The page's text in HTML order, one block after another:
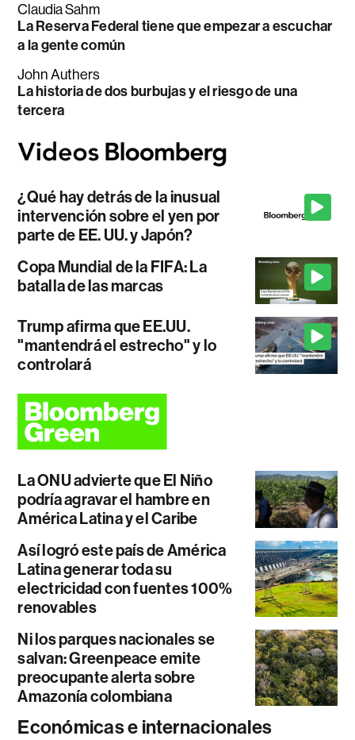
Claudia Sahm
La Reserva Federal tiene que empezar a escuchar
a la gente común
John Authers
La historia de dos burbujas y el riesgo de una
tercera
¿Qué hay detrás de la inusual
intervención sobre el yen por
parte de EE. UU. y Japón?
Copa Mundial de la FIFA: La
batalla de las marcas
Trump afirma que EE.UU.
"mantendrá el estrecho" y lo
controlará
La ONU advierte que El Niño
podría agravar el hambre en
América Latina y el Caribe
Así logró este país de América
Latina generar toda su
electricidad con fuentes 100%
renovables
Ni los parques nacionales se
salvan: Greenpeace emite
preocupante alerta sobre
Amazonía colombiana
Económicas e internacionales